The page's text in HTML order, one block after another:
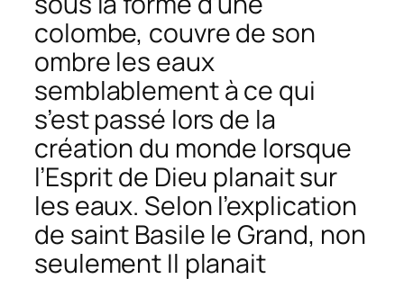
colombe, couvre de son
ombre les eaux
semblablement à ce qui
s’est passé lors de la
création du monde lorsque
l’Esprit de Dieu planait sur
les eaux. Selon l’explication
de saint Basile le Grand, non
seulement Il planait